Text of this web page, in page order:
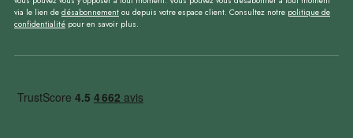
via le lien de désabonnement ou depuis votre espace client. Consultez notre politique de
confidentialité pour en savoir plus.